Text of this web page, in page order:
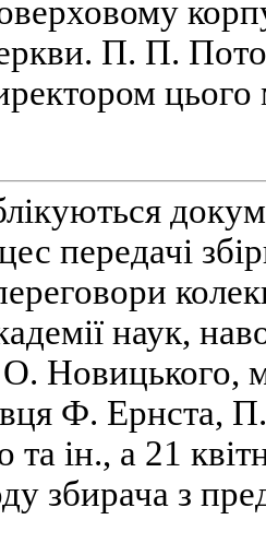
П. П.
передачі
наук,
Новицького,
Ф. Ернста,
ін., а 21
збирача з